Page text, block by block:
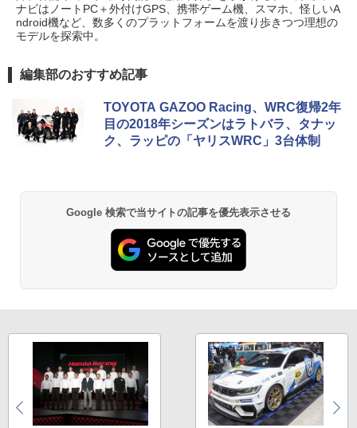
ナビはノートPC＋外付けGPS、携帯ゲーム機、スマホ、怪しいA
ndroid機など、数多くのプラットフォームを渡り歩きつつ理想の
モデルを探索中。
編集部のおすすめ記事
TOYOTA GAZOO Racing、WRC復帰2年
目の2018年シーズンはラトバラ、タナッ
ク、ラッピの「ヤリスWRC」3台体制
Google 検索で当サイトの記事を優先表示させる